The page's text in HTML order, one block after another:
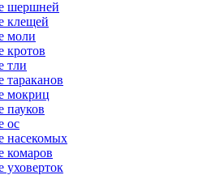
шершней
клещей
моли
кротов
тли
мокриц
пауков
ос
насекомых
комаров
уховерток